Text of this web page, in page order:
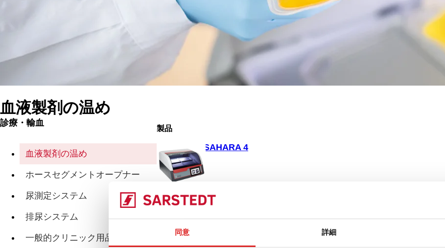
同意 詳細
血液製剤の温め
診療・輸血
血液製剤の温め
ホースセグメントオープナー
尿測定システム
排尿システム
一般的クリニック用品
製品
SAHARA 4
SAHARA-III